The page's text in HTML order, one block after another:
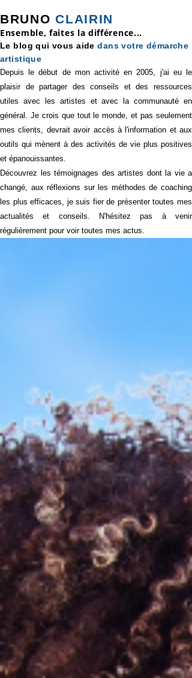
BRUNO CLAIRIN
Ensemble, faites la différence...
Le blog qui vous aidedans votre démarche
artistique
Depuis le début de mon activité en 2005, j'ai eu le
plaisir de partager des conseils et des ressources
utiles avec les artistes et avec la communauté en
général. Je crois que tout le monde, et pas seulement
mes clients, devrait avoir accès à l'information et aux
outils qui mènent à des activités de vie plus positives
et épanouissantes.
Découvrez
les témoignages des artistes dont la vie a
changé, aux réflexions sur les méthodes de coaching
les plus efficaces, je suis fier de présenter toutes mes
actualités et conseils. N'hésitez pas à venir
régulièrement pour voir toutes mes actus.